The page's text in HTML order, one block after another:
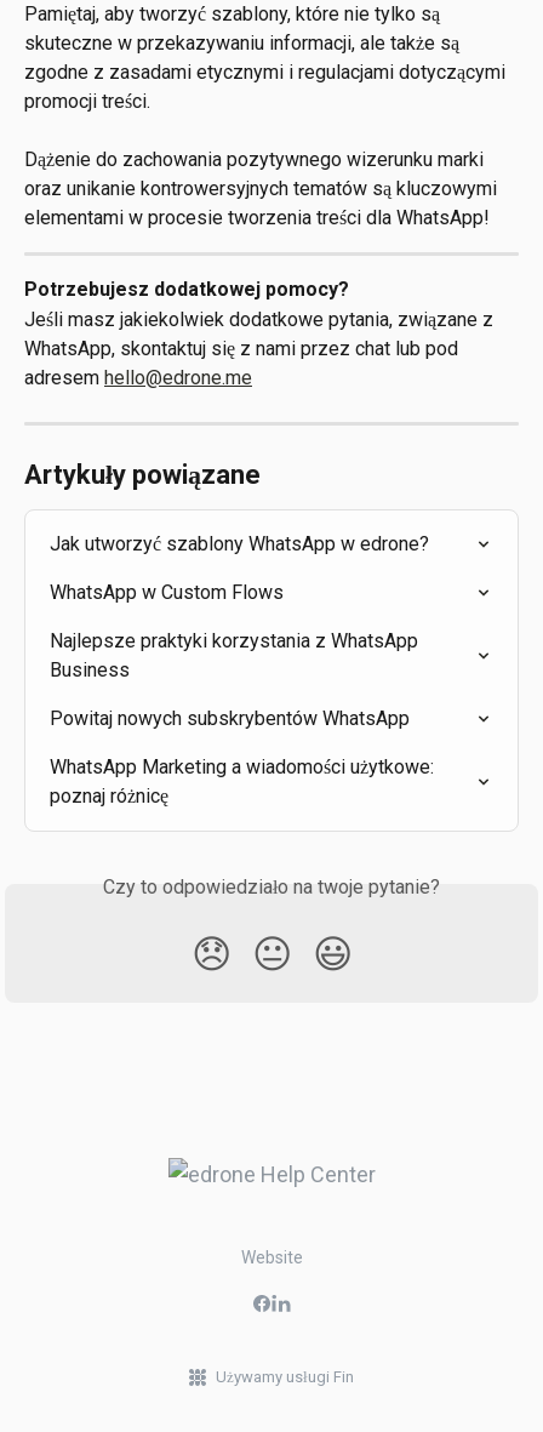
Pamiętaj, aby tworzyć szablony, które nie tylko są
skuteczne w przekazywaniu informacji, ale także są
zgodne z zasadami etycznymi i regulacjami dotyczącymi
promocji treści.
Dążenie do zachowania pozytywnego wizerunku marki
oraz unikanie kontrowersyjnych tematów są kluczowymi
elementami w procesie tworzenia treści dla WhatsApp!
Potrzebujesz dodatkowej pomocy?
Jeśli masz jakiekolwiek dodatkowe pytania, związane z
WhatsApp, skontaktuj się z nami przez chat lub pod
adresem hello@edrone.me
Artykuły powiązane
Jak utworzyć szablony WhatsApp w edrone?
WhatsApp w Custom Flows
Najlepsze praktyki korzystania z WhatsApp
Business
Powitaj nowych subskrybentów WhatsApp
WhatsApp Marketing a wiadomości użytkowe:
poznaj różnicę
Czy to odpowiedziało na twoje pytanie?
😞 😐 😃
Website
Używamy usługi Fin